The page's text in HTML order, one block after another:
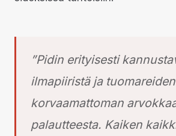
”Pidin erityisesti
ilmapiiristä ja tuomareiden
korvaamattoman
palautteesta. Kaiken